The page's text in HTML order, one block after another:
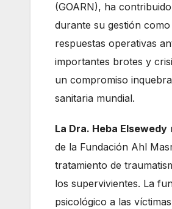
(GOARN), ha
durante su gestión
respuestas operativas
importantes brotes y
un compromiso
sanitaria mundial.
La Dra. Heba Elsewedy
de la Fundación Ahl
tratamiento de
los supervivientes. La
psicológico a las